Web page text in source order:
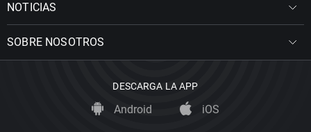
NOTICIAS
SOBRE NOSOTROS
DESCARGA LA APP
Android iOS